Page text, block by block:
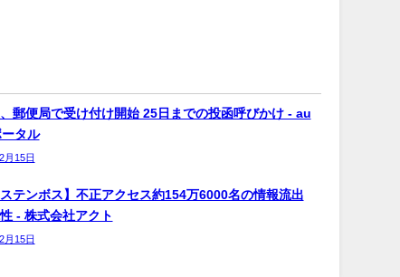
郵便局で受け付け開始 25日までの投函呼びかけ - au
タル
月15日
ステンボス】不正アクセス約154万6000名の情報流出
- 株式会社アクト
月15日